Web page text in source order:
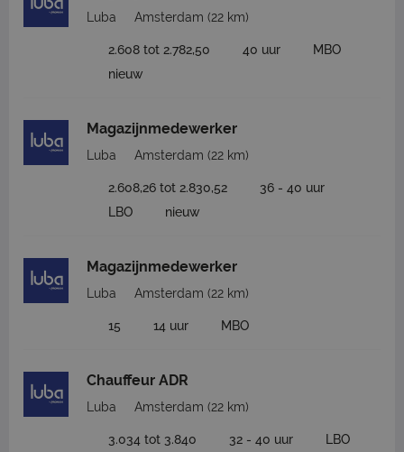
Luba Amsterdam (22 km)
2.608 tot 2.782,50 40 uur
MBO
nieuw
Magazijnmedewerker
Luba Amsterdam (22 km)
2.608,26 tot 2.830,52
36 - 40 uur
LBO
nieuw
Magazijnmedewerker
Luba Amsterdam (22 km)
15 14 uur MBO
Chauffeur ADR
Luba Amsterdam (22 km)
3.034 tot 3.840 32 - 40 uur LBO